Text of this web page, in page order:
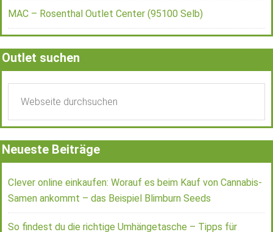
MAC – Rosenthal Outlet Center (95100 Selb)
Outlet suchen
Neueste Beiträge
Clever online einkaufen: Worauf es beim Kauf von Cannabis-
Samen ankommt – das Beispiel Blimburn Seeds
So findest du die richtige Umhängetasche – Tipps für